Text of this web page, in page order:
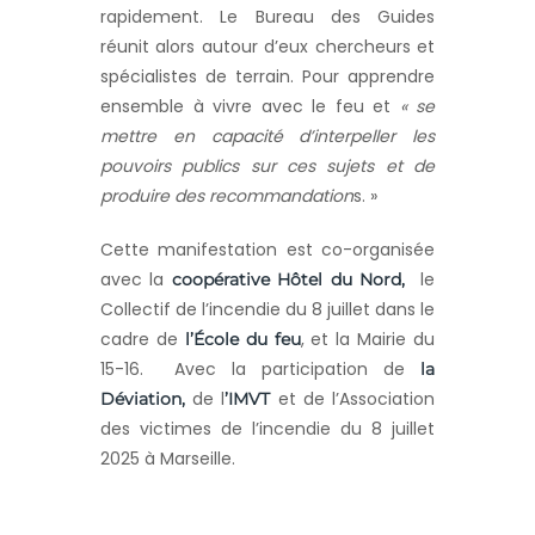
rapidement. Le Bureau des Guides
réunit alors autour d’eux chercheurs et
spécialistes de terrain. Pour apprendre
ensemble à vivre avec le feu et « se
mettre en capacité d’interpeller les
pouvoirs publics sur ces sujets et de
produire des recommandations. »
Cette manifestation est co-organisée
avec la coopérative Hôtel du Nord, le
Collectif de l’incendie du 8 juillet dans le
cadre de
l’École du feu, et la Mairie du
15-16. Avec la participation de
la
Déviation, de l’IMVTet de l’Association
des victimes de l’incendie du 8 juillet
2025 à Marseille.